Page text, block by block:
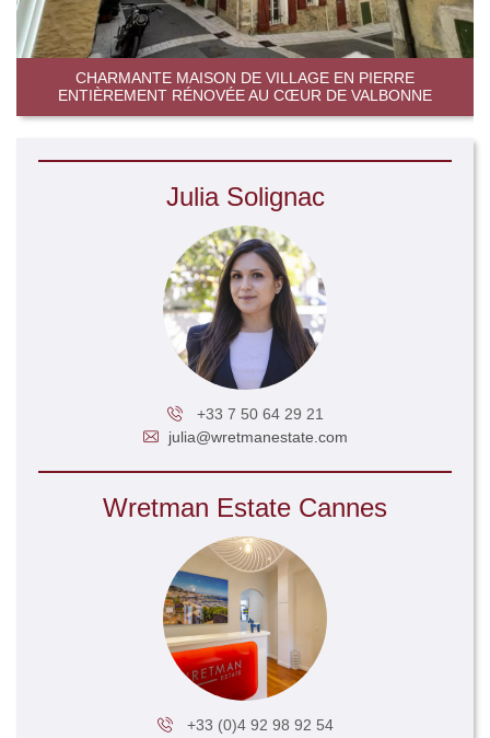
CHARMANTE MAISON DE VILLAGE EN PIERRE
ENTIÈREMENT RÉNOVÉE AU CŒUR DE VALBONNE
Julia Solignac
+33 7 50 64 29 21
julia@wretmanestate.com
Wretman Estate Cannes
+33 (0)4 92 98 92 54